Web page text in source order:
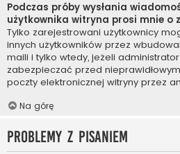
Podczas próby wysłania
użytkownika witryna prosi mnie o
Tylko zarejestrowani użytkownicy
innych użytkowników przez
maili i tylko wtedy, jeżeli administrator
zabezpieczać przed
poczty elektronicznej witryny przez
Na górę
Problemy z pisaniem